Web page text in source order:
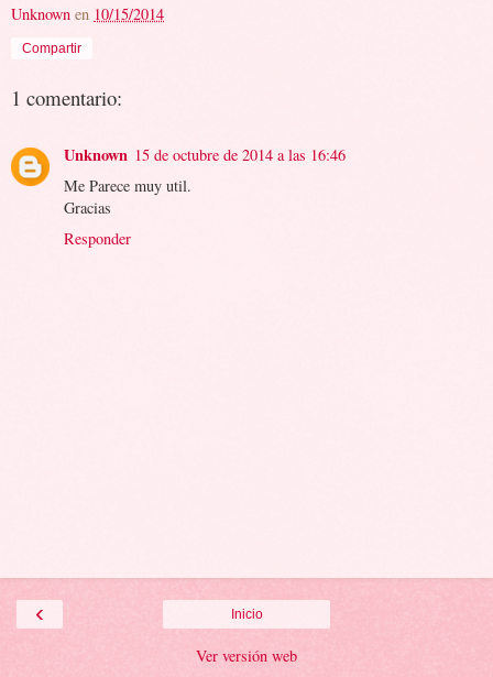
Unknown en 10/15/2014
Compartir
1 comentario:
Unknown 15 de octubre de 2014 a las 16:46
Me Parece muy util.
Gracias
Responder
‹ Inicio
Ver versión web